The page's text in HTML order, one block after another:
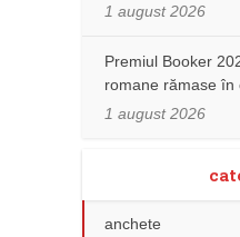
1 august 2026
Premiul Booker
romane rămase în
1 august 2026
anchete